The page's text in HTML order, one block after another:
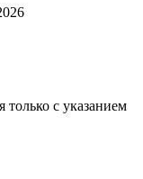
только с указанием